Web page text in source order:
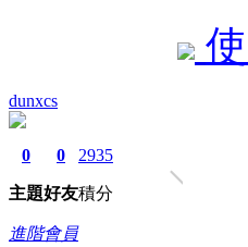
dunxcs
0
主題
0
好友
2935
積分
進階會員